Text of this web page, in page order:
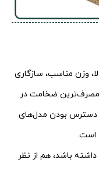
بالا، وزن مناسب، سازگاری
ضخامت در
دسترس بودن مدل‌های
است.
باشد، هم از نظر